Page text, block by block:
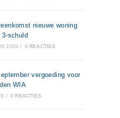
nieuwe woning
3-schuld
2026 / 0 REACTIES
vergoeding voor
WIA
/ 0 REACTIES